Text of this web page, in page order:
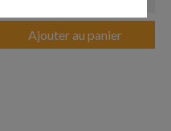
Ajouter au panier